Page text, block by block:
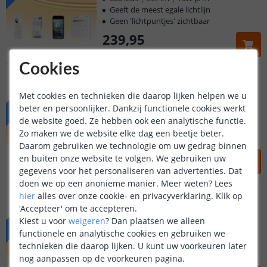
Voor 23:45 uur besteld,morgen in huis
239,95
Geeft de meest egale lichtlijn
Geen 'lichtpuntjes' zichtbaar
PRIME
(5 reviews)
OP VOORRAAD
241,95
600 leds | 997 lm | 15W p/m
Geeft de meest egale lichtlijn
Geen 'lichtpuntjes' zichtbaar
PRIME
PRIME | Warm wit led strip
Complete set | 13 meter
(5 reviews)
600 leds | 997 lm | 15W p/m
Geeft de meest egale lichtlijn
Geen 'lichtpuntjes' zichtbaar
Cookies
Met cookies en technieken die daarop lijken helpen we u
beter en persoonlijker. Dankzij functionele cookies werkt
de website goed. Ze hebben ook een analytische functie.
Zo maken we de website elke dag een beetje beter.
Daarom gebruiken we technologie om uw gedrag binnen
en buiten onze website te volgen. We gebruiken uw
gegevens voor het personaliseren van advertenties. Dat
doen we op een anonieme manier. Meer weten? Lees
hier alles over onze cookie- en privacyverklaring. Klik op
'Accepteer' om te accepteren.
Kiest u voor weigeren? Dan plaatsen we alleen
functionele en analytische cookies en gebruiken we
technieken die daarop lijken. U kunt uw voorkeuren later
nog aanpassen op de voorkeuren pagina.